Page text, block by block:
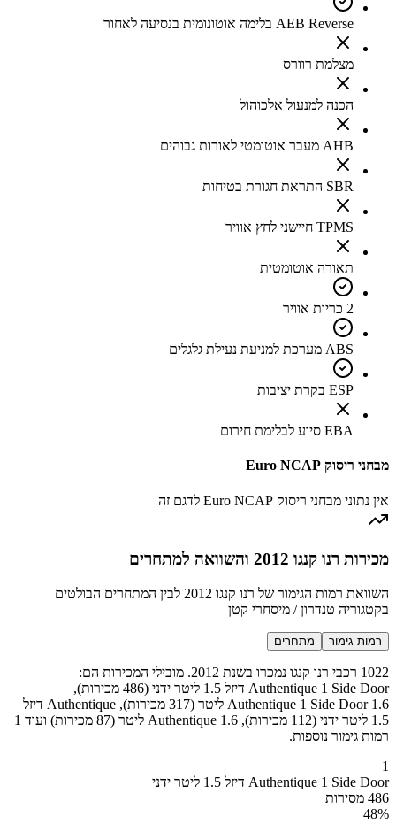
AEB Reverse בלימה אוטונומית בנסיעה לאחור
מצלמת רוורס
הכנה למנעול אלכוהול
AHB מעבר אוטומטי לאורות גבוהים
SBR התראת חגורת בטיחות
TPMS חיישני לחץ אוויר
תאורה אוטומטית
2 כריות אוויר
ABS מערכת למניעת נעילת גלגלים
ESP בקרת יציבות
EBA סיוע לבלימת חירום
מבחני ריסוק Euro NCAP
אין נתוני מבחני ריסוק Euro NCAP לדגם זה
מכירות רנו קנגו 2012 והשוואה למתחרים
השוואת רמות הגימור של רנו קנגו 2012 לבין המתחרים הבולטים
בקטגוריה טנדרון / מיסחרי קטן
רמות גימור מתחרים
1022 רכבי רנו קנגו נמכרו בשנת 2012. מובילי המכירות הם:
Authentique 1 Side Door דיזל 1.5 ליטר ידני (486 מכירות),
Authentique 1 Side Door 1.6 ליטר (317 מכירות), Authentique דיזל
1.5 ליטר ידני (112 מכירות), Authentique 1.6 ליטר (87 מכירות) ועוד 1
רמות גימור נוספות.
1
Authentique 1 Side Door דיזל 1.5 ליטר ידני
486 מסירות
48%